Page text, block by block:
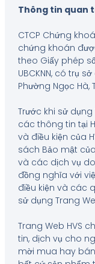
Thông tin quan
CTCP Chứng
chứng khoán
theo Giấy phép
UBCKNN, có trụ
Phường Ngọc Hà,
Trước khi sử dụng
các thông tin tại
và điều kiện của
sách Bảo mật
và các dịch vụ do
đồng nghĩa với
điều kiện và các
sử dụng Trang
Trang Web HVS
tin, dịch vụ cho
mời mua hay